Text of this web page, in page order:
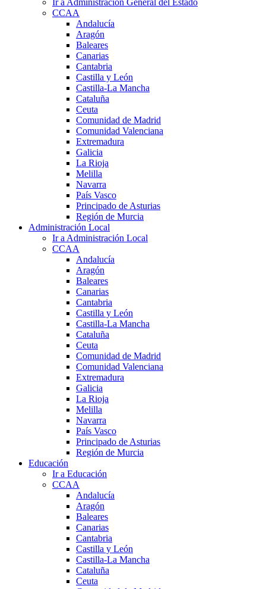
CCAA
Andalucía
Aragón
Baleares
Canarias
Cantabria
Castilla y León
Castilla-La Mancha
Cataluña
Ceuta
Comunidad de Madrid
Comunidad Valenciana
Extremadura
Galicia
La Rioja
Melilla
Navarra
País Vasco
Principado de Asturias
Región de Murcia
Administración Local
Ir a Administración Local
CCAA
Andalucía
Aragón
Baleares
Canarias
Cantabria
Castilla y León
Castilla-La Mancha
Cataluña
Ceuta
Comunidad de Madrid
Comunidad Valenciana
Extremadura
Galicia
La Rioja
Melilla
Navarra
País Vasco
Principado de Asturias
Región de Murcia
Educación
Ir a Educación
CCAA
Andalucía
Aragón
Baleares
Canarias
Cantabria
Castilla y León
Castilla-La Mancha
Cataluña
Ceuta